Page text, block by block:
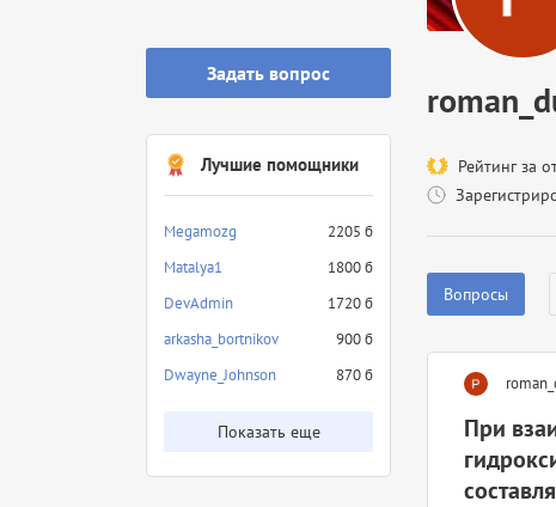
Задать вопрос
Лучшие помощники
Megamozg
2205 б
Matalya1
1800 б
DevAdmin
1720 б
arkasha_bortnikov
900 б
Dwayne_Johnson
870 б
Показать еще
Рейтинг за
Вопросы
При